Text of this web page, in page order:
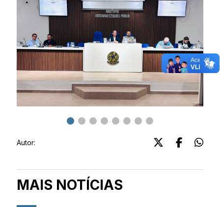
Autor:
MAIS NOTÍCIAS